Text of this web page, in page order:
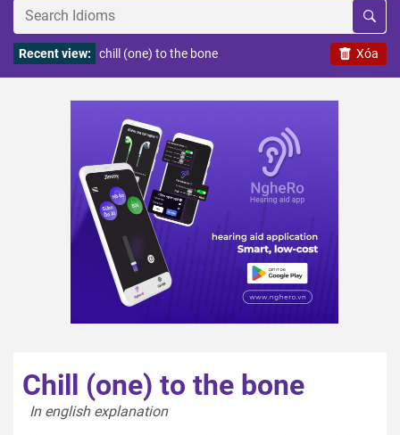
Xóa
Recent view: chill (one) to the bone
Chill (one) to the bone
In english explanation